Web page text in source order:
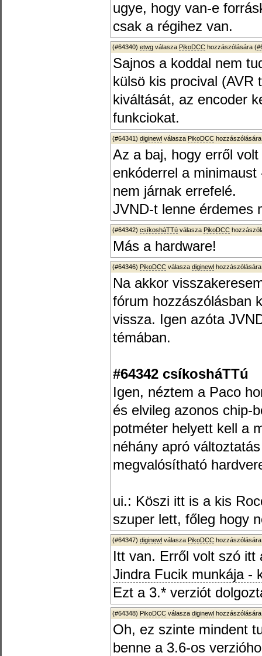
ugye, hogy van-e
csak a régihez van.
(#64340) etwg válasza PikoDCC hozzászólására (
Sajnos a koddal nem
külsö kis procival (AVR
kiváltását, az encoder
funkciokat.
(#64341) diginewl válasza PikoDCC
Az a baj, hogy erről
enkóderrel a
nem járnak errefelé.
JVND-t lenne érdemes
(#64342) csíkosháTTú válasza PikoDCC
Más a hardware!
(#64346) PikoDCC válasza diginewl
Na akkor
fórum hozzászólásban
vissza. Igen azóta
témában.
#64342 csíkosháTTú
Igen, néztem a Paco
és elvileg azonos chip-
potméter helyett kell a
néhány apró
megvalósítható
ui.: Köszi itt is a kis
szuper lett, főleg hogy
(#64347) diginewl válasza PikoDCC
Itt van. Erről volt szó itt
Jindra Fucik munkája -
Ezt a 3.* verziót
(#64348) PikoDCC válasza diginewl
Oh, ez szinte mindent
benne a 3.6-os